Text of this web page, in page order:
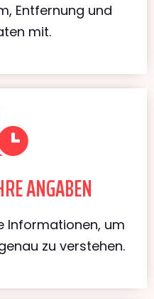
Entfernung und
mit.
ANGABEN
Informationen, um
zu verstehen.